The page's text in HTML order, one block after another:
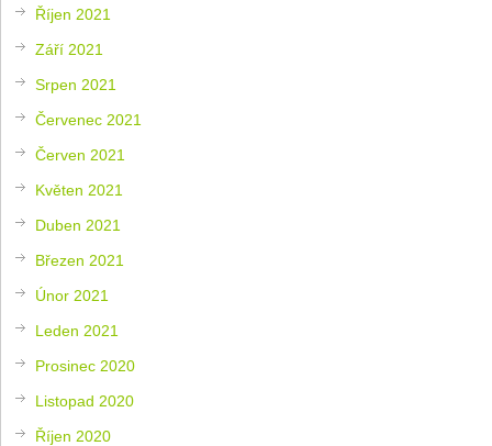
Říjen 2021
Září 2021
Srpen 2021
Červenec 2021
Červen 2021
Květen 2021
Duben 2021
Březen 2021
Únor 2021
Leden 2021
Prosinec 2020
Listopad 2020
Říjen 2020